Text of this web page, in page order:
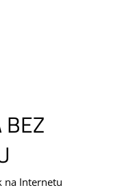
BEZ
na Internetu